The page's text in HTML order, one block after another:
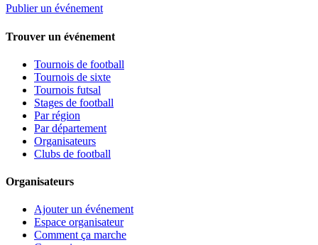
Publier un événement
Trouver un événement
Tournois de football
Tournois de sixte
Tournois futsal
Stages de football
Par région
Par département
Organisateurs
Clubs de football
Organisateurs
Ajouter un événement
Espace organisateur
Comment ça marche